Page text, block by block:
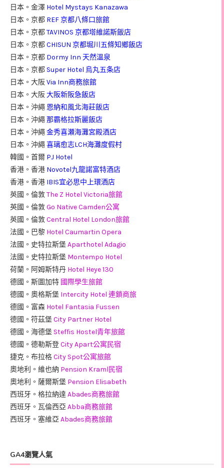
日本。金澤 Hotel Mystays Kanazawa
日本。京都 REF 京都八條口旅館
日本。京都TAVINOS 京都塔維諾斯飯店
日本。京都CHISUN 京都堀川五條知鄉飯店
日本。京都 Dormy Inn 天然溫泉
日本。京都 Super Hotel 烏丸五条店
日本。大阪Via Inn商務旅館
日本。大阪大阪新阪急飯店
日本。沖繩 恩納和風北海莊飯店
日本。沖繩那霸格拉斯麗飯店
日本。沖繩金秀喜瀬海灘宮殿酒店
日本。沖繩喜璃愈志LCH海灘度假村
韓國。首爾 PJ Hotel
香港。香港 Novotel九龍諾富特酒店
香港。香港 IBIS宜必思中上環酒店
英國。倫敦The Z Hotel Victoria旅館
英國。倫敦Go Native Camden公寓
英國。倫敦Central Hotel London旅館
法國。巴黎 Hotel Caumartin Opera
法國。史特拉斯堡 Aparthotel Adagio
法國。史特拉斯堡 Montempo Hotel
荷蘭。阿姆斯特丹 Hotel Heye 130
德國。斯圖加特 國際學生旅館
德國。奧格斯堡 Intercity Hotel 連鎖商旅
德國。富森 Hotel Fantasia Fussen
德國。符茲堡 City Partner Hotel
德國。海德堡 Steffis Hostel青年旅館
德國。德勒斯登City Apart公寓民宿
捷克。布拉格City Spot公寓旅館
奧地利。維也納 Pension Kraml民宿
奧地利。薩爾斯堡 Pension Elisabeth
西班牙。格拉納達 Abades商務旅館
西班牙。瓦倫西亞 Abba商務旅館
西班牙。塞維亞 Abades商務旅館
GA4瀏覽人氣